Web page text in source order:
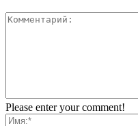
Please enter your comment!